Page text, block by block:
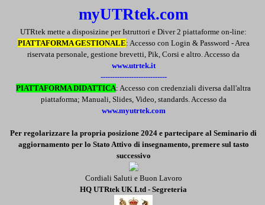
myUTRtek.com
UTRtek mette a disposizine per Istruttori e Diver 2 piattaforme on-line:
PIATTAFORMA GESTIONALE: Accesso con Login & Password - Area
riservata personale, gestione brevetti, Pik, Corsi e altro. Accesso da
www.utrtek.it
----------------------------
PIATTAFORMA DIDATTICA: Accesso con credenziali diversa dall'altra
piattaforma; Manuali, Slides, Video, standards. Accesso da
www.myutrtek.com
Per regolarizzare la propria posizione 2024 e partecipare al Seminario di
aggiornamento per lo Stato Attivo di insegnamento, premere sul tasto
successivo
Cordiali Saluti e Buon Lavoro
HQ UTRtek UK Ltd - Segreteria